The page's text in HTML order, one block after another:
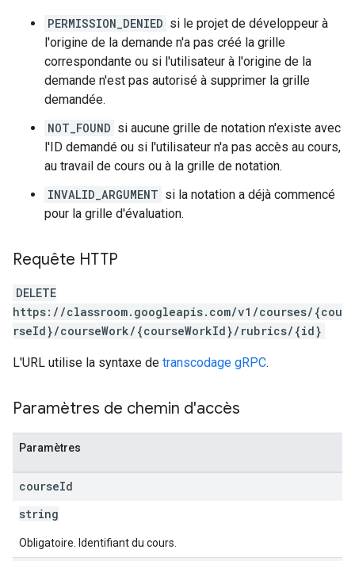
PERMISSION_DENIED si le projet de développeur à
l'origine de la demande n'a pas créé la grille
correspondante ou si l'utilisateur à l'origine de la
demande n'est pas autorisé à supprimer la grille
demandée.
NOT_FOUND si aucune grille de notation n'existe avec
l'ID demandé ou si l'utilisateur n'a pas accès au cours,
au travail de cours ou à la grille de notation.
INVALID_ARGUMENT si la notation a déjà commencé
pour la grille d'évaluation.
Requête HTTP
DELETE
https://classroom.googleapis.com/v1/courses/{cou
rseId}/courseWork/{courseWorkId}/rubrics/{id}
L'URL utilise la syntaxe de transcodage gRPC.
Paramètres de chemin d'accès
Paramètres
courseId
string
Obligatoire. Identifiant du cours.